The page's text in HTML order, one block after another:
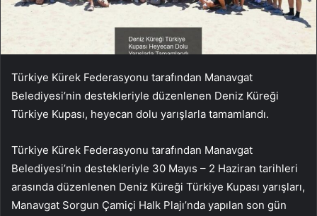
Türkiye Kürek Federasyonu tarafından Manavgat
Belediyesi’nin destekleriyle düzenlenen Deniz Küreği
Türkiye Kupası, heyecan dolu yarışlarla tamamlandı.
Türkiye Kürek Federasyonu tarafından Manavgat
Belediyesi’nin destekleriyle 30 Mayıs – 2 Haziran tarihleri
arasında düzenlenen Deniz Küreği Türkiye Kupası yarışları,
Manavgat Sorgun Çamiçi Halk Plajı’nda yapılan son gün